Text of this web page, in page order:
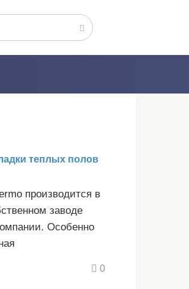
теплых полов
производится в
заводе
Особенно
0